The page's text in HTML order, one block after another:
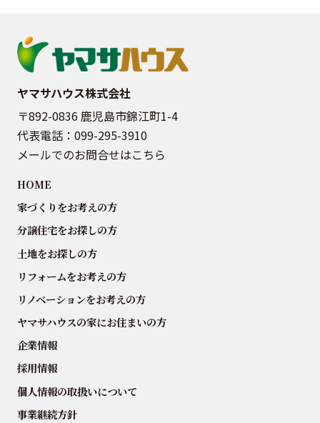
ヤマサハウス株式会社
〒892-0836 鹿児島市錦江町1-4
代表電話： 099-295-3910
メールでのお問合せはこちら
HOME
家づくりをお考えの方
分譲住宅をお探しの方
土地をお探しの方
リフォームをお考えの方
リノベーションをお考えの方
ヤマサハウスの家にお住まいの方
企業情報
採用情報
個人情報の取扱いについて
事業継続方針